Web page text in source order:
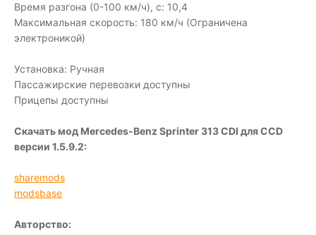
Время разгона (0-100 км/ч), с: 10,4
Максимальная скорость: 180 км/ч (Ограничена
электроникой)
Установка: Ручная
Пассажирские перевозки доступны
Прицепы доступны
Скачать мод Mercedes-Benz Sprinter 313 CDI для CCD
версии 1.5.9.2:
sharemods
modsbase
Авторство: